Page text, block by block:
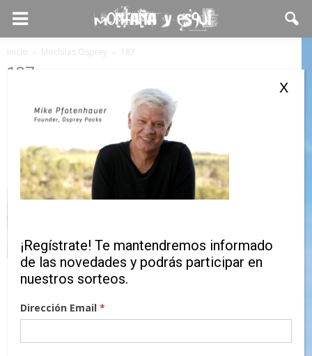
Inicio Mochilas Osprey 187
187
¡Regístrate! Te mantendremos informado
de las novedades y podrás participar en
nuestros sorteos.
Dirección Email*
X